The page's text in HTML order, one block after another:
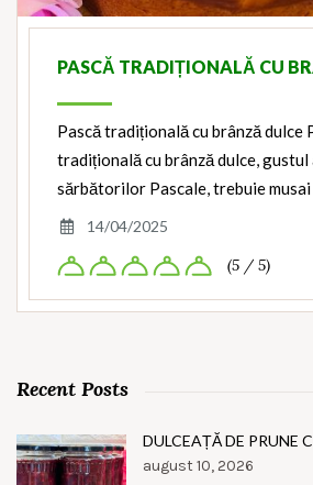
PASCĂ TRADIȚIONALĂ CU
Pască tradițională cu brânză dulce
tradițională cu brânză dulce,
sărbătorilor Pascale, trebuie
14/04/2025
(5 / 5)
Recent Posts
DULCEAȚĂ DE PRUNE
august 10, 2026